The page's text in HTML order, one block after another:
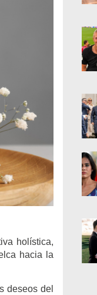
holística,
hacia la
deseos del